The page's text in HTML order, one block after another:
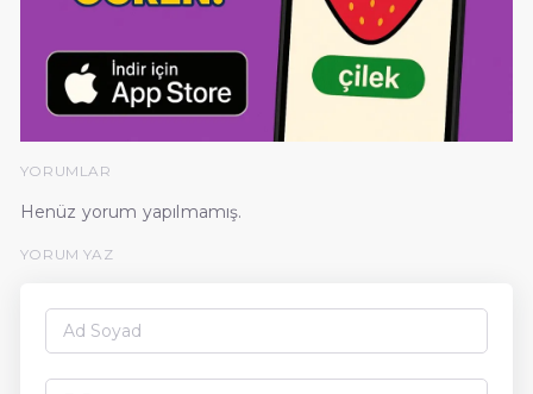
YORUMLAR
Henüz yorum yapılmamış.
YORUM YAZ